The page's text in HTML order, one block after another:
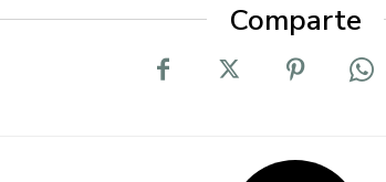
Comparte